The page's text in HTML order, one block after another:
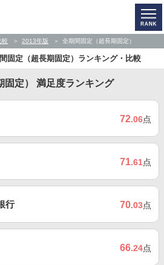
較 2013年版 全期間固定（超長期固定）
固定（超長期固定）ランキング・比較
固定） 満足度ランキング
72.06点
71.61点
行 70.03点
66.24点